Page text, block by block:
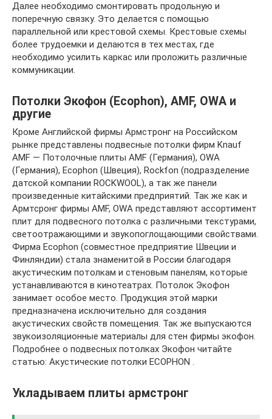
Далее необходимо смонтировать продольную и
поперечную связку. Это делается с помощью
параллельной или крестовой схемы. Крестовые схемы
более трудоемки и делаются в тех местах, где
необходимо усилить каркас или проложить различные
коммуникации.
Потолки Экофон (Ecophon), AMF, OWA и
другие
Кроме Английской фирмы Армстронг на Российском
рынке представлены подвесные потолки фирм Knauf
AMF — Потолочные плиты AMF (Германия), OWA
(Германия), Ecophon (Швеция), Rockfon (подразделение
датской компании ROCKWOOL), а так же панели
произведенные китайскими предприятий. Так же как и
Армтсронг фирмы AMF, OWA представляют ассортимент
плит для подвесного потолка с различными текстурами,
светоотражающими и звукопоглощающими свойствами.
Фирма Ecophon (совместное предприятие Швеции и
Финляндии) стала знаменитой в России благодаря
акустическим потолкам и стеновым панелям, которые
устанавливаются в кинотеатрах. Потолок Экофон
занимает особое место. Продукция этой марки
предназначена исключительно для создания
акустических свойств помещения. Так же выпускаются
звукоизоляционные материалы для стен фирмы экофон.
Подробнее о подвесных потолках Экофон читайте
статью: Акустические потолки ECOPHON .
Укладываем плиты армстронг